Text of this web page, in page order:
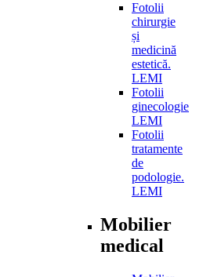
Fotolii
chirurgie
și
medicină
estetică.
LEMI
Fotolii
ginecologie
LEMI
Fotolii
tratamente
de
podologie.
LEMI
Mobilier
medical